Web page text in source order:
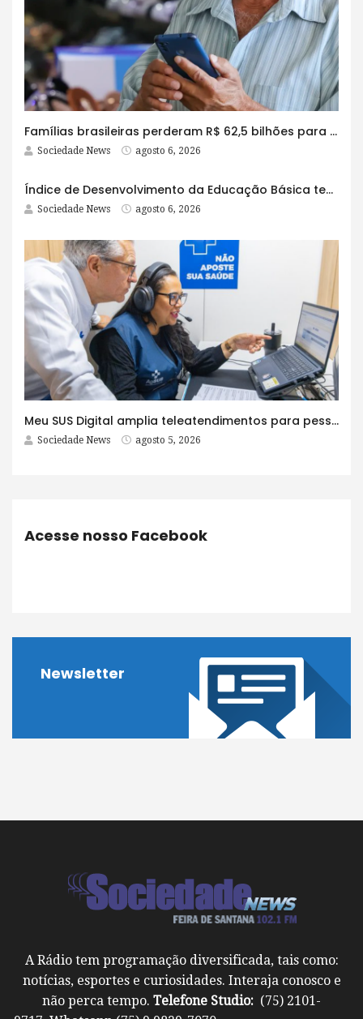
Famílias brasileiras perderam R$ 62,5 bilhões para bets em 2025
Sociedade News agosto 6, 2026
Índice de Desenvolvimento da Educação Básica tem elevação em todas as etapas
Sociedade News agosto 6, 2026
Meu SUS Digital amplia teleatendimentos para pessoas com problemas com jogos e apostas
Sociedade News agosto 5, 2026
Acesse nosso Facebook
Newsletter
A Rádio tem programação diversificada, tais como:
notícias, esportes e curiosidades. Interaja conosco e
não perca tempo. Telefone Studio: (75) 2101-